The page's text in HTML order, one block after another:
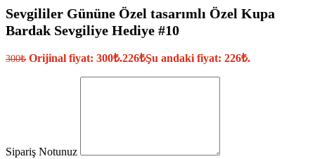
Sevgililer Gününe Özel tasarımlı Özel Kupa
Bardak Sevgiliye Hediye #10
300₺ Orijinal fiyat: 300₺.226₺Şu andaki fiyat: 226₺.
Sipariş Notunuz